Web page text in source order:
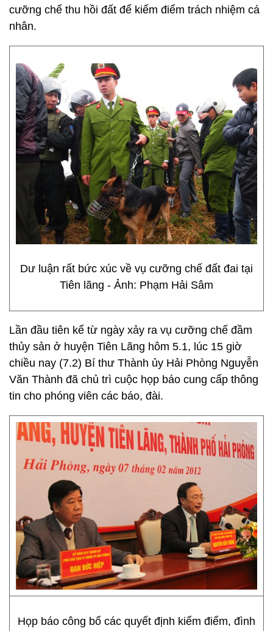
cưỡng chế thu hồi đất để kiểm điểm trách nhiệm cá
nhân.
Dư luận rất bức xúc về vụ cưỡng chế đất đai tại
Tiên lãng - Ảnh: Phạm Hải Sâm
Lần đầu tiên kể từ ngày xảy ra vụ cưỡng chế đầm
thủy sản ở huyện Tiên Lãng hôm 5.1, lúc 15 giờ
chiều nay (7.2) Bí thư Thành ủy Hải Phòng Nguyễn
Văn Thành đã chủ trì cuộc họp báo cung cấp thông
tin cho phóng viên các báo, đài.
Họp báo công bố các quyết định kiểm điểm, đình